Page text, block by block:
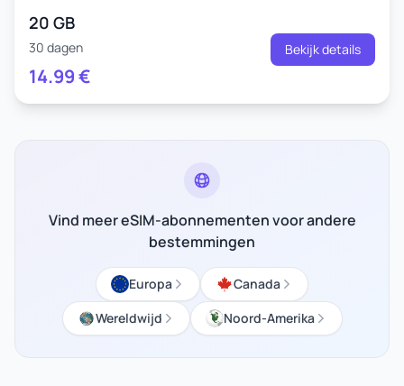
20 GB
30 dagen
14.99€
Bekijk details
Vind meer eSIM-abonnementen voor andere
bestemmingen
Europa
Canada
Wereldwijd
Noord-Amerika